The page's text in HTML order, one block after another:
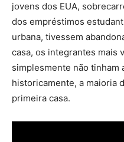
jovens dos EUA,
dos empréstimos
urbana, tivessem
casa, os integrantes mais
simplesmente não tinham
historicamente, a maioria
primeira casa.